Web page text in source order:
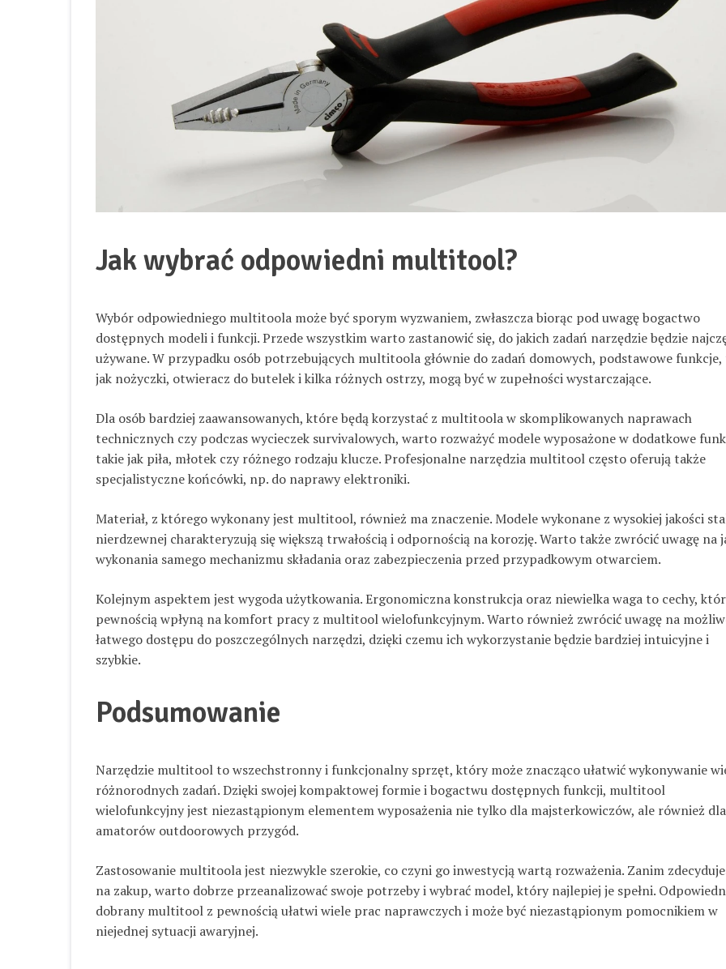
Jak wybrać odpowiedni multitool?
Wybór odpowiedniego multitoola może być sporym wyzwaniem, zwłaszcza biorąc pod uwagę bogactwo
dostępnych modeli i funkcji. Przede wszystkim warto zastanowić się, do jakich zadań narzędzie będzie
używane. W przypadku osób potrzebujących multitoola głównie do zadań domowych, podstawowe funkcje,
jak nożyczki, otwieracz do butelek i kilka różnych ostrzy, mogą być w zupełności wystarczające.
Dla osób bardziej zaawansowanych, które będą korzystać z multitoola w skomplikowanych naprawach
technicznych czy podczas wycieczek survivalowych, warto rozważyć modele wyposażone w dodatkowe
takie jak piła, młotek czy różnego rodzaju klucze. Profesjonalne narzędzia multitool często oferują także
specjalistyczne końcówki, np. do naprawy elektroniki.
Materiał, z którego wykonany jest multitool, również ma znaczenie. Modele wykonane z wysokiej jakości
nierdzewnej charakteryzują się większą trwałością i odpornością na korozję. Warto także zwrócić uwagę na
wykonania samego mechanizmu składania oraz zabezpieczenia przed przypadkowym otwarciem.
Kolejnym aspektem jest wygoda użytkowania. Ergonomiczna konstrukcja oraz niewielka waga to cechy,
pewnością wpłyną na komfort pracy z multitool wielofunkcyjnym. Warto również zwrócić uwagę na
łatwego dostępu do poszczególnych narzędzi, dzięki czemu ich wykorzystanie będzie bardziej intuicyjne i
szybkie.
Podsumowanie
Narzędzie multitool to wszechstronny i funkcjonalny sprzęt, który może znacząco ułatwić wykonywanie
różnorodnych zadań. Dzięki swojej kompaktowej formie i bogactwu dostępnych funkcji, multitool
wielofunkcyjny jest niezastąpionym elementem wyposażenia nie tylko dla majsterkowiczów, ale również dla
amatorów outdoorowych przygód.
Zastosowanie multitoola jest niezwykle szerokie, co czyni go inwestycją wartą rozważenia. Zanim
na zakup, warto dobrze przeanalizować swoje potrzeby i wybrać model, który najlepiej je spełni.
dobrany multitool z pewnością ułatwi wiele prac naprawczych i może być niezastąpionym pomocnikiem w
niejednej sytuacji awaryjnej.